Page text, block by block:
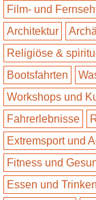
Film- und
Architektur
Religiöse &
Bootsfahrten
Workshops und
Fahrerlebnisse
Extremsport und
Fitness und
Essen und Trinken